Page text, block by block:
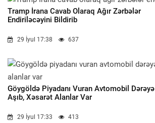
Tramp İrana Cavab Olaraq Ağır Zərbələr
Endiriləcəyini Bildirib
29 İyul 17:38 637
Göygöldə Piyadanı Vuran Avtomobil Dərəyə
Aşıb, Xəsarət Alanlar Var
29 İyul 17:33 413